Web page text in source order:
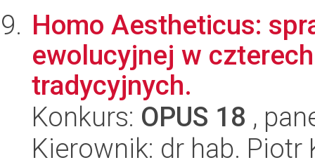
Homo Aestheticus:
ewolucyjnej w
tradycyjnych.
Konkurs: OPUS 18 ,
Kierownik: dr hab.